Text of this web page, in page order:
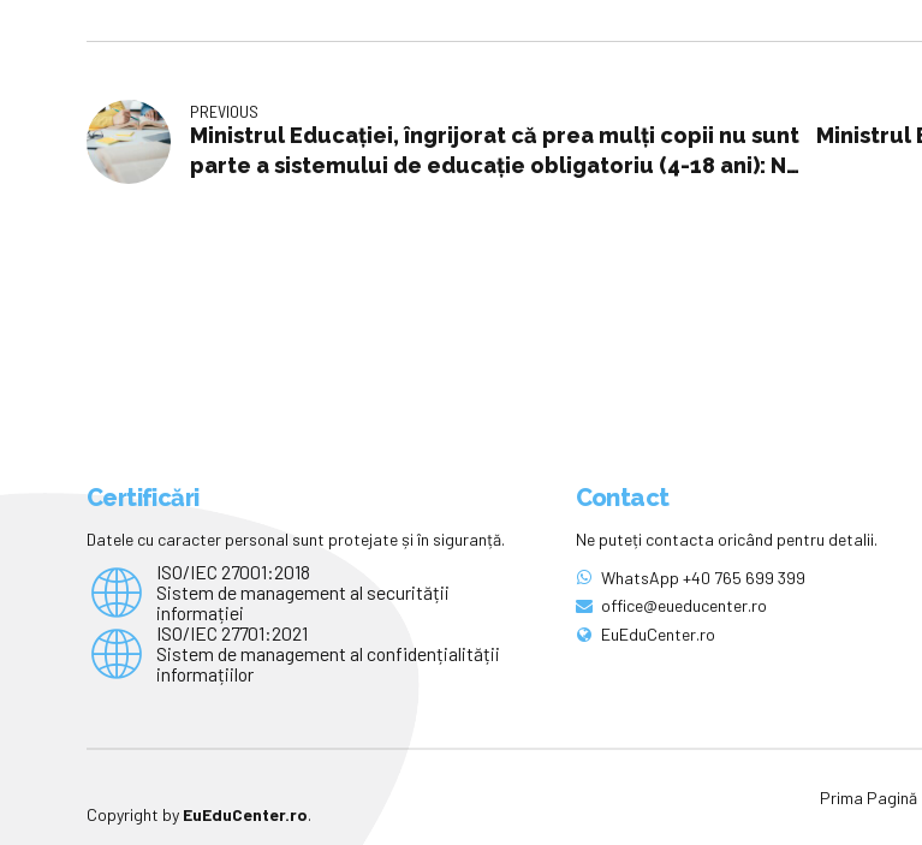
PREVIOUS
Ministrul Educaţiei, îngrijorat că prea mulţi copii nu sunt
parte a sistemului de educaţie obligatoriu (4-18 ani): Nu
Ministrul
Certificări
Datele cu caracter personal sunt protejate și în siguranță.
ISO/IEC 27001:2018
Sistem de management al securității
informației
ISO/IEC 27701:2021
Sistem de management al confidențialității
informațiilor
Contact
Ne puteți contacta oricând pentru detalii.
WhatsApp +40 765 699 399
office@eueducenter.ro
EuEduCenter.ro
Copyright by EuEduCenter.ro.
Prima Pagină